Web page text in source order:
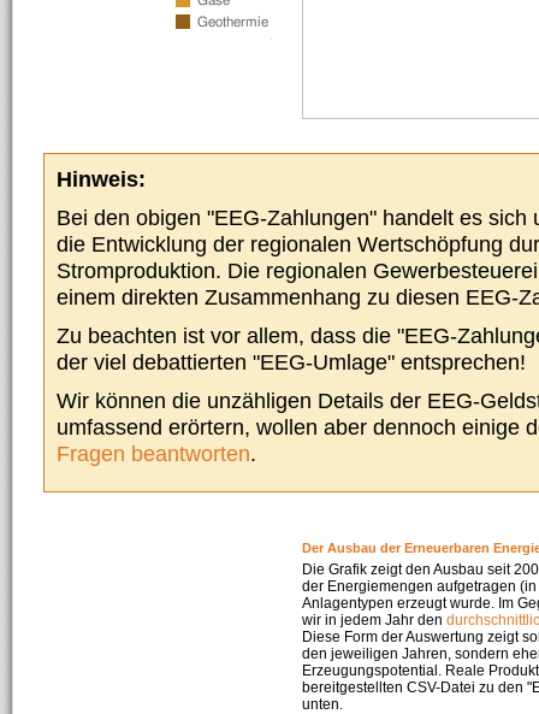
Hinweis:
Bei den obigen "EEG-Zahlungen" handelt es sich
die Entwicklung der regionalen Wertschöpfung
Stromproduktion. Die regionalen
einem direkten Zusammenhang zu diesen EEG-
Zu beachten ist vor allem, dass die "EEG-
der viel debattierten "EEG-Umlage" entsprechen!
Wir können die unzähligen Details der EEG-
umfassend erörtern, wollen aber dennoch einige
Fragen beantworten.
Der Ausbau der Erneuerbaren
Die Grafik zeigt den Ausbau seit
der Energiemengen aufgetragen
Anlagentypen erzeugt wurde. Im
wir in jedem Jahr den
Diese Form der Auswertung zeigt
den jeweiligen Jahren, sondern
Erzeugungspotential. Reale
bereitgestellten CSV-Datei zu den
unten.